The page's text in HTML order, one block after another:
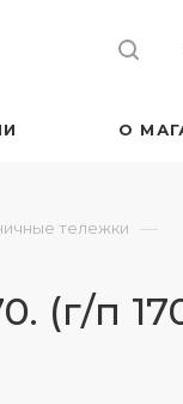
О
тележки —
(г/п